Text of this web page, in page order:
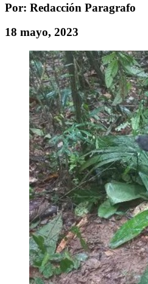
Por: Redacción Paragrafo
18 mayo, 2023